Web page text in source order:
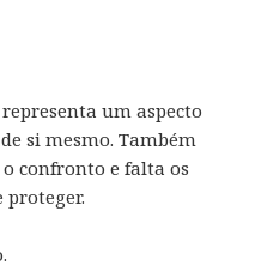
um aspecto
si mesmo. Também
confronto e falta os
proteger.